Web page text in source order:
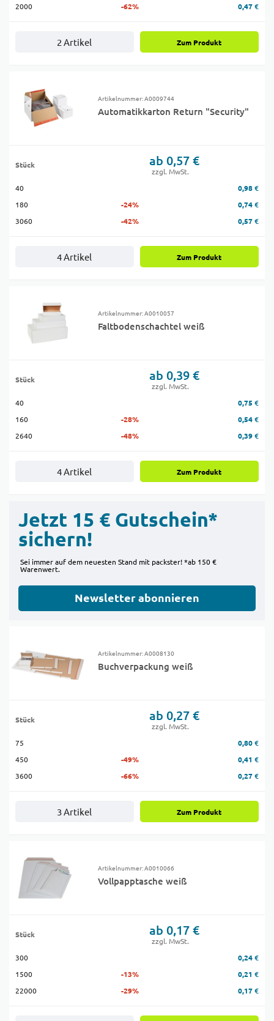
2000 -62% 0,47 €
2 Artikel Zum Produkt
Artikelnummer: A0009744
Automatikkarton Return "Security"
Stück ab 0,57 €
zzgl. MwSt.
40
0,98 €
180
-24%
0,74 €
3060
-42% 0,57 €
4 Artikel Zum Produkt
Artikelnummer: A0010057
Faltbodenschachtel weiß
Stück ab 0,39 €
zzgl. MwSt.
40
0,75 €
160
-28%
0,54 €
2640
-48% 0,39 €
4 Artikel Zum Produkt
Jetzt 15 € Gutschein*
sichern!
Sei immer auf dem neuesten Stand mit packster! *ab 150 €
Warenwert.
Newsletter abonnieren
Artikelnummer: A0008130
Buchverpackung weiß
Stück ab 0,27 €
zzgl. MwSt.
75
0,80 €
450
-49%
0,41 €
3600
-66% 0,27 €
3 Artikel Zum Produkt
Artikelnummer: A0010066
Vollpapptasche weiß
Stück ab 0,17 €
zzgl. MwSt.
300
0,24 €
1500
-13%
0,21 €
22000
-29% 0,17 €